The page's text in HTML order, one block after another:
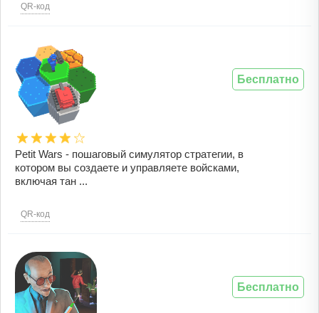
QR-код
Petit Wars - пошаговый симулятор стратегии, в
котором вы создаете и управляете войсками,
включая тан ...
QR-код
Бесплатно
Бесплатно